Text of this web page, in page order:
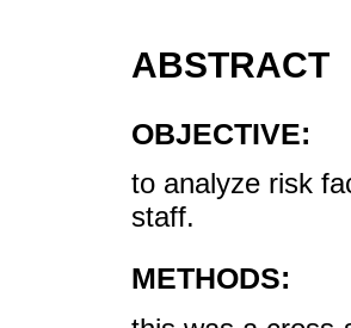
ABSTRACT
OBJECTIVE:
to analyze risk
staff.
METHODS: